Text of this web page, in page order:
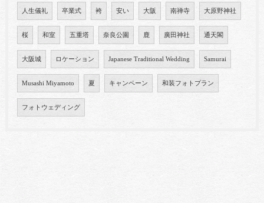
人生儀礼 卒業式 袴 安い 大阪 南禅寺 大原野神社
桜 和室 五重塔 奈良公園 鹿 廣田神社 通天閣
大阪城 ロケーション Japanese Traditional Wedding Samurai
Musashi Miyamoto 夏 キャンペーン 和装フォトプラン
フォトウェディング